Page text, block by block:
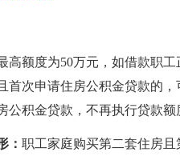
高额度为50万元，如借款职
首次申请住房公积金贷款的
公积金贷款，不再执行贷款额
： 职工家庭购买第二套住房